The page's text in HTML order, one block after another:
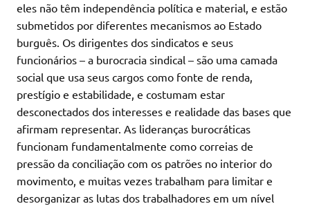
eles não têm independência política e material, e estão
submetidos por diferentes mecanismos ao Estado
burguês. Os dirigentes dos sindicatos e seus
funcionários – a burocracia sindical – são uma camada
social que usa seus cargos como fonte de renda,
prestígio e estabilidade, e costumam estar
desconectados dos interesses e realidade das bases que
afirmam representar. As lideranças burocráticas
funcionam fundamentalmente como correias de
pressão da conciliação com os patrões no interior do
movimento, e muitas vezes trabalham para limitar e
desorganizar as lutas dos trabalhadores em um nível